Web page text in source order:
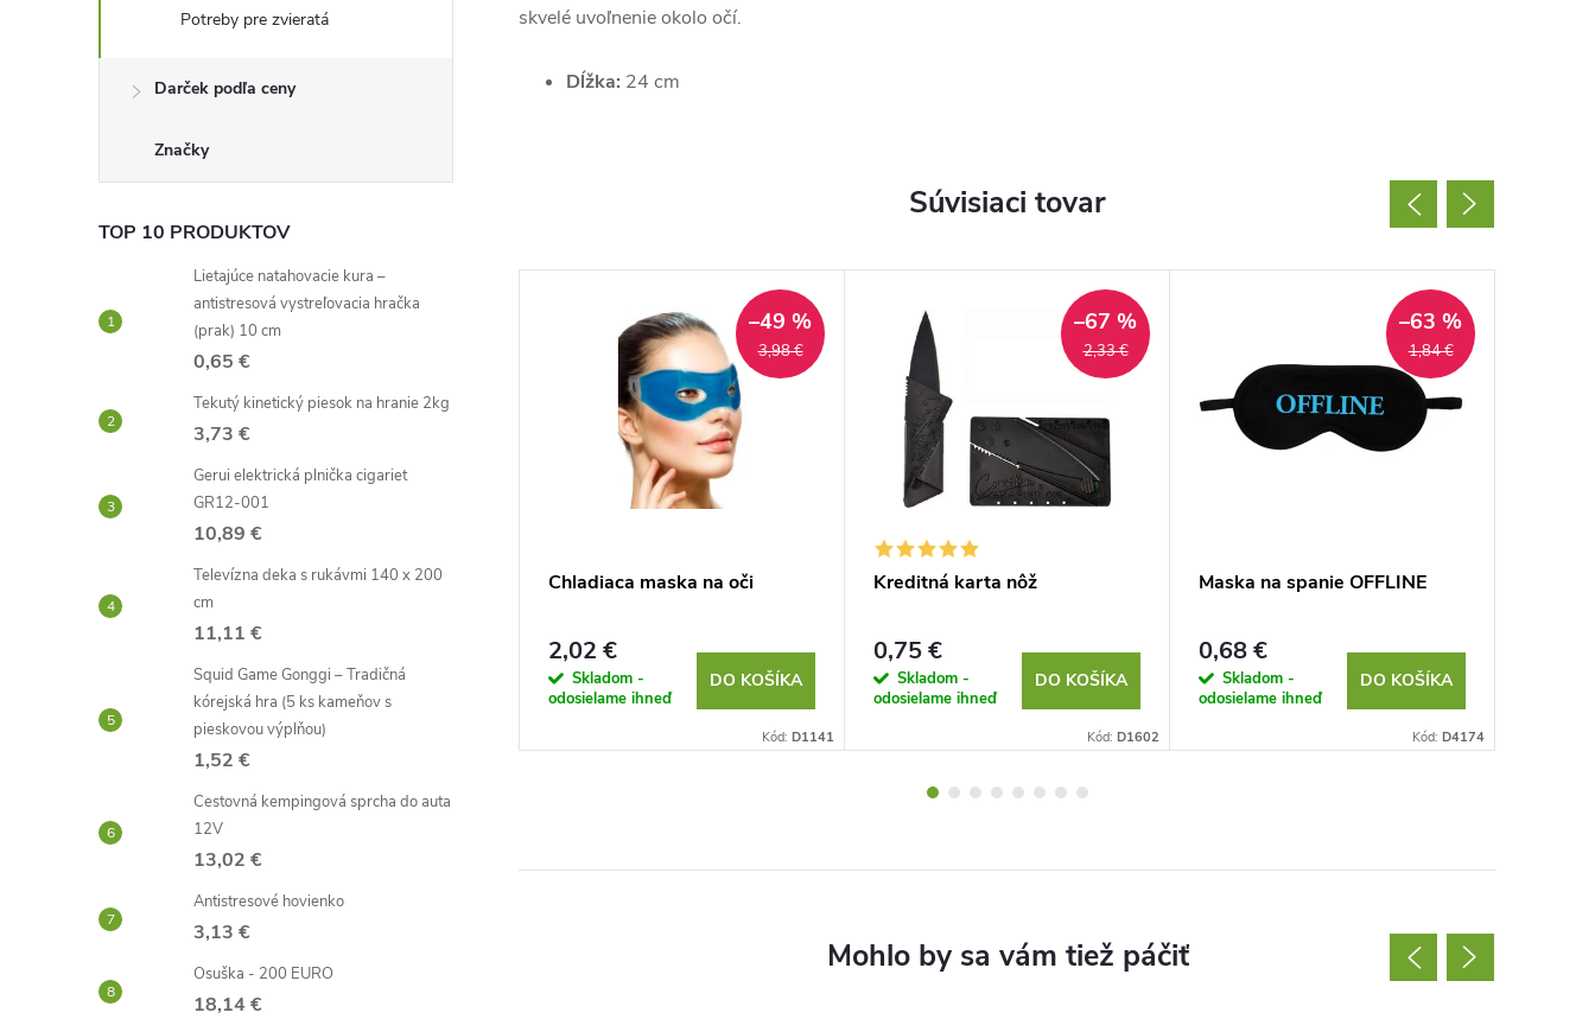
Potreby pre zvieratá
Darček podľa ceny
Značky
TOP 10 PRODUKTOV
Lietajúce natahovacie kura –
antistresová vystreľovacia hračka
(prak) 10 cm
0,65 €
Tekutý kinetický piesok na hranie 2kg
3,73 €
Gerui elektrická plnička cigariet
GR12-001
10,89 €
Televízna deka s rukávmi 140 x 200
cm
11,11 €
Squid Game Gonggi – Tradičná
kórejská hra (5 ks kameňov s
pieskovou výplňou)
1,52 €
Cestovná kempingová sprcha do auta
12V
13,02 €
Antistresové hovienko
3,13 €
Osuška - 200 EURO
18,14 €
skvelé uvoľnenie okolo očí.
Dĺžka: 24 cm
Súvisiaci tovar
–52 %
Kód:
Plyšové putá - ružové
Skladom -
odosielame ihneď
DO KOŠÍKA
3,98 €
–49 %
Chladiaca maska ​​na oči
2,02 €
Skladom -
odosielame ihneď
DO KOŠÍKA
Kód: D1141
2,33 €
–67 %
Kreditná karta nôž
0,75 €
Skladom -
odosielame ihneď
DO KOŠÍKA
Kód: D1602
1,84 €
–63 %
Maska na spanie OFFLINE
0,68 €
Skladom -
odosielame ihneď
DO KOŠÍKA
Kód: D4174